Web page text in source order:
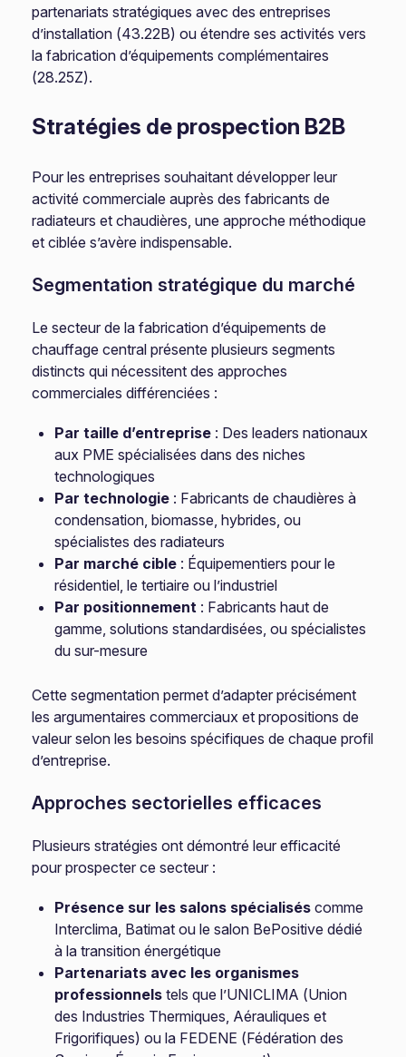
partenariats stratégiques avec des entreprises
d’installation (43.22B) ou étendre ses activités vers
la fabrication d’équipements complémentaires
(28.25Z).
Stratégies de prospection B2B
Pour les entreprises souhaitant développer leur
activité commerciale auprès des fabricants de
radiateurs et chaudières, une approche méthodique
et ciblée s’avère indispensable.
Segmentation stratégique du marché
Le secteur de la fabrication d’équipements de
chauffage central présente plusieurs segments
distincts qui nécessitent des approches
commerciales différenciées :
Par taille d’entreprise : Des leaders nationaux
aux PME spécialisées dans des niches
technologiques
Par technologie : Fabricants de chaudières à
condensation, biomasse, hybrides, ou
spécialistes des radiateurs
Par marché cible : Équipementiers pour le
résidentiel, le tertiaire ou l’industriel
Par positionnement : Fabricants haut de
gamme, solutions standardisées, ou spécialistes
du sur-mesure
Cette segmentation permet d’adapter précisément
les argumentaires commerciaux et propositions de
valeur selon les besoins spécifiques de chaque profil
d’entreprise.
Approches sectorielles efficaces
Plusieurs stratégies ont démontré leur efficacité
pour prospecter ce secteur :
Présence sur les salons spécialisés comme
Interclima, Batimat ou le salon BePositive dédié
à la transition énergétique
Partenariats avec les organismes
professionnels tels que l’UNICLIMA (Union
des Industries Thermiques, Aérauliques et
Frigorifiques) ou la FEDENE (Fédération des